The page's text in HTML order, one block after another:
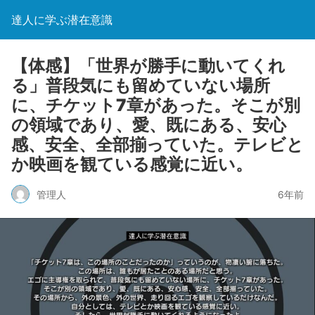
達人に学ぶ潜在意識
【体感】「世界が勝手に動いてくれ
る」普段気にも留めていない場所
に、チケット7章があった。そこが別
の領域であり、愛、既にある、安心
感、安全、全部揃っていた。テレビと
か映画を観ている感覚に近い。
管理人 6年前